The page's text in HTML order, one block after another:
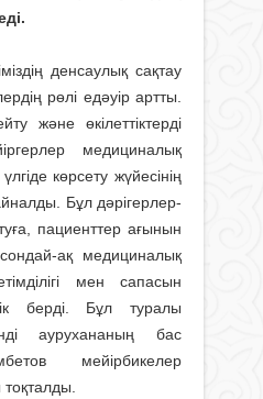
денсаулық сақтау
рөлі едәуір артты.
және өкілеттік­терді
медициналық
көрсету жүйесінің
Бұл дәрігерлер­
пациенттер ағынын
сондай-ақ медицина­лық
мен сапа­сын
берді. Бұл туралы
аурухананың бас
мейірбикелер